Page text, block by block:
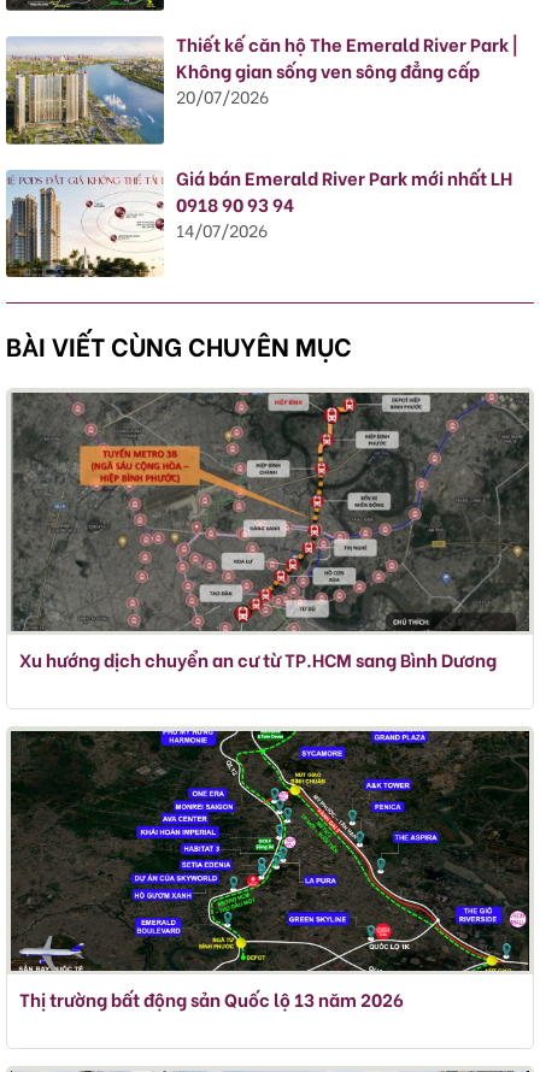
Thiết kế căn hộ The Emerald River Park |
Không gian sống ven sông đẳng cấp
20/07/2026
Giá bán Emerald River Park mới nhất LH
0918 90 93 94
14/07/2026
BÀI VIẾT CÙNG CHUYÊN MỤC
Xu hướng dịch chuyển an cư từ TP.HCM sang Bình Dương
Thị trường bất động sản Quốc lộ 13 năm 2026